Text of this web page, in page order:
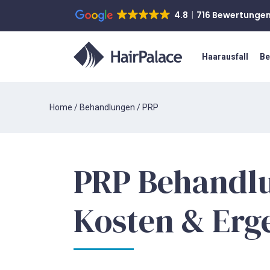
4.8 716
Haarausfall
Home / Behandlungen / PRP
PRP
Kosten &